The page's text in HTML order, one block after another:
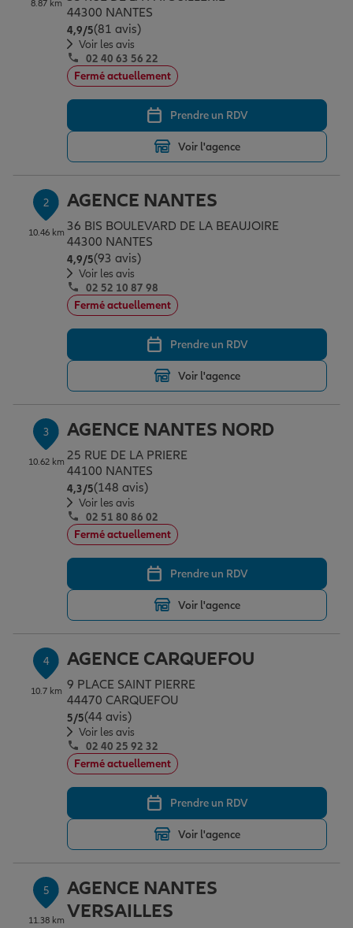
Assurance emprunteur
Prévoyance et dépendance
Assurance animal de compagnie
Protection de la famille
Protection juridique
Épargne & retraite
Plan épargne retraite
Assurance vie
Placements financiers
Investissements immobiliers
Transmission
Vos projets
Partir en vacances
Déménager
Changer de voiture
Départ à la retraite
Conseil assurance
Outre-mer
Assurance auto
Assurance habitation
Garantie des accidents de la vie
Assurance scolaire
Protection juridique
Tous nos devis d'assurance
Professionnels
Allianz en France
8.87 km
44300 NANTES
4,9/5Note de 4.9 sur 5
(81 avis)
Voir les avis
02 40 63 56 22
Fermé actuellement
Prendre un RDV
Voir l'agence
2
10.46 km
AGENCE NANTES
36 BIS BOULEVARD DE LA BEAUJOIRE
44300 NANTES
4,9/5Note de 4.9 sur 5
(93 avis)
Voir les avis
02 52 10 87 98
Fermé actuellement
Prendre un RDV
Voir l'agence
3
10.62 km
AGENCE NANTES NORD
25 RUE DE LA PRIERE
44100 NANTES
4,3/5Note de 4.3 sur 5
(148 avis)
Voir les avis
02 51 80 86 02
Fermé actuellement
Prendre un RDV
Voir l'agence
4
10.7 km
AGENCE CARQUEFOU
9 PLACE SAINT PIERRE
44470 CARQUEFOU
5/5Note de 5 sur 5
(44 avis)
Voir les avis
02 40 25 92 32
Fermé actuellement
Prendre un RDV
Voir l'agence
5
11.38 km
AGENCE NANTES
VERSAILLES